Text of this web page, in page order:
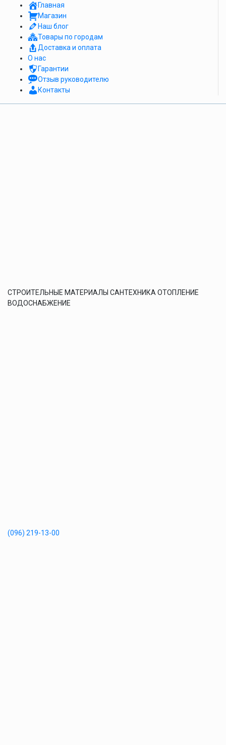
Главная
Магазин
Наш блог
Товары по городам
Доставка и оплата
О нас
Гарантии
Отзыв руководителю
Контакты
СТРОИТЕЛЬНЫЕ МАТЕРИАЛЫ САНТЕХНИКА ОТОПЛЕНИЕ
ВОДОСНАБЖЕНИЕ
(096) 219-13-00